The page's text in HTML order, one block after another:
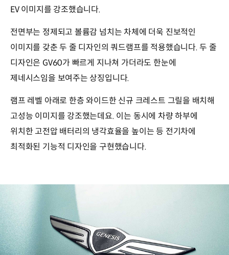
EV 이미지를 강조했습니다.
전면부는 정제되고 볼륨감 넘치는 차체에 더욱 진보적인
이미지를 갖춘 두 줄 디자인의 쿼드램프를 적용했습니다. 두 줄
디자인은 GV60가 빠르게 지나쳐 가더라도 한눈에
제네시스임을 보여주는 상징입니다.
램프 레벨 아래로 한층 와이드한 신규 크레스트 그릴을 배치해
고성능 이미지를 강조했는데요. 이는 동시에 차량 하부에
위치한 고전압 배터리의 냉각효율을 높이는 등 전기차에
최적화된 기능적 디자인을 구현했습니다.